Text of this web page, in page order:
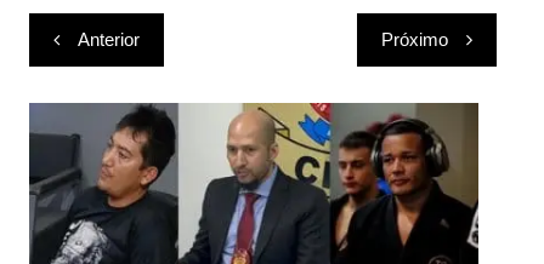
Navegação
de
Post
Anterior Próximo